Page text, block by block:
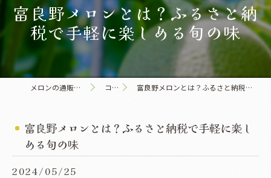
富良野メロンとは？ふるさと納
税で手軽に楽しめる旬の味
メロンの通販なら守田農園 コラム 富良野メロンとは？ふるさと納税で手軽に楽しめる旬の味
富良野メロンとは？ふるさと納税で手軽に楽し
める旬の味
2024/05/25